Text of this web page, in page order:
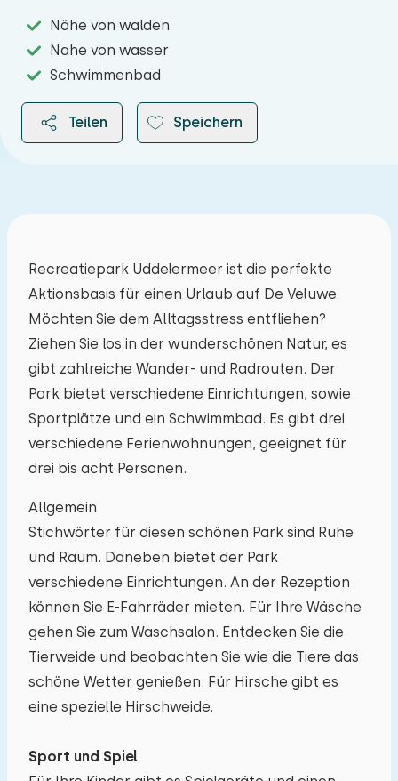
Nähe von walden
Nahe von wasser
Schwimmenbad
Teilen Speichern
Recreatiepark Uddelermeer ist die perfekte
Aktionsbasis für einen Urlaub auf De Veluwe.
Möchten Sie dem Alltagsstress entfliehen?
Ziehen Sie los in der wunderschönen Natur, es
gibt zahlreiche Wander- und Radrouten. Der
Park bietet verschiedene Einrichtungen, sowie
Sportplätze und ein Schwimmbad. Es gibt drei
verschiedene Ferienwohnungen, geeignet für
drei bis acht Personen.
Allgemein
Stichwörter für diesen schönen Park sind Ruhe
und Raum. Daneben bietet der Park
verschiedene Einrichtungen. An der Rezeption
können Sie E-Fahrräder mieten. Für Ihre Wäsche
gehen Sie zum Waschsalon. Entdecken Sie die
Tierweide und beobachten Sie wie die Tiere das
schöne Wetter genießen. Für Hirsche gibt es
eine spezielle Hirschweide.
Sport und Spiel
August 2026
Mo Di Mi Do Fr Sa
27 28 29 30 31 01 02
03 04 05 06 07 08 09
10 11 12
17 19 20 21 22 23
25 26 29
31 02 03 04 05 06